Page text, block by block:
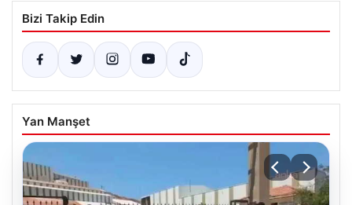
Bizi Takip Edin
Yan Manşet